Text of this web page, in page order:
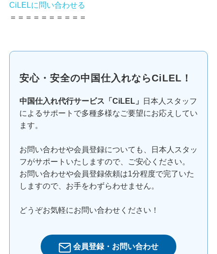
CiLELに問い合わせる
＝＝＝＝＝＝＝＝＝＝
安心・安全の中国仕入れならCiLEL！
中国仕入れ代行サービス「CiLEL」
日本人スタッフ
によるサポートで多種多様なご要望にお応えしてい
ます。
お問い合わせや会員登録についても、日本人スタッ
フがサポートいたしますので、ご安心ください。
お問い合わせや会員登録依頼は1分程度で完了いた
しますので、お手をわずらわせません。
どうぞお気軽にお問い合わせください！
会員登録・お問い合わせ